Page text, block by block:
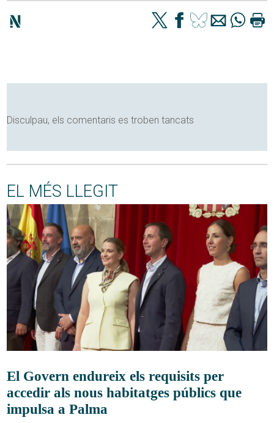
Disculpau, els comentaris es troben tancats
EL MÉS LLEGIT
El Govern endureix els requisits per
accedir als nous habitatges públics que
impulsa a Palma